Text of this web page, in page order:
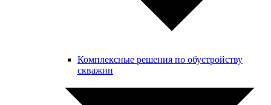
Комплексные решения по обустройству
скважин